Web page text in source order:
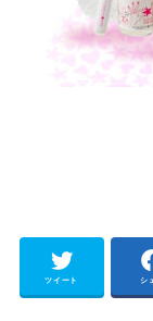
ツイート シ